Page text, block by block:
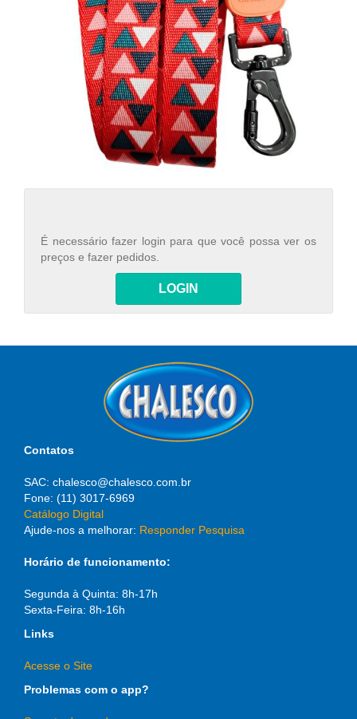
É necessário fazer login para que você possa ver os
preços e fazer pedidos.
LOGIN
Contatos
SAC: chalesco@chalesco.com.br
Fone: (11) 3017-6969
Catálogo Digital
Ajude-nos a melhorar: Responder Pesquisa
Horário de funcionamento:
Segunda à Quinta: 8h-17h
Sexta-Feira: 8h-16h
Links
Acesse o Site
Problemas com o app?